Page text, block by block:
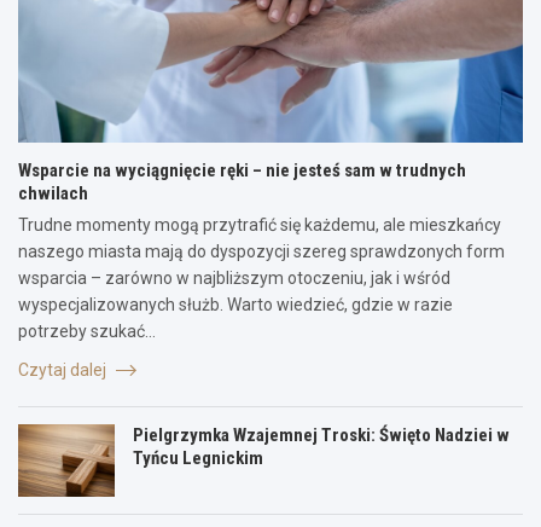
Wsparcie na wyciągnięcie ręki – nie jesteś sam w trudnych
chwilach
Trudne momenty mogą przytrafić się każdemu, ale mieszkańcy
naszego miasta mają do dyspozycji szereg sprawdzonych form
wsparcia – zarówno w najbliższym otoczeniu, jak i wśród
wyspecjalizowanych służb. Warto wiedzieć, gdzie w razie
potrzeby szukać…
Czytaj dalej
Pielgrzymka Wzajemnej Troski: Święto Nadziei w
Tyńcu Legnickim